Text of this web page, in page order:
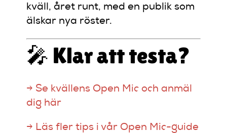
kväll, året runt, med en publik som
älskar nya röster.
🎤 Klar att testa?
→ Se kvällens Open Mic och anmäl
dig här
→ Läs fler tips i vår Open Mic-guide